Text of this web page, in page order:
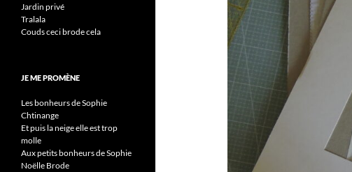
Jardin privé
Tralala
Couds ceci brode cela
JE ME PROMÈNE
Les bonheurs de Sophie
Chtinange
Et puis la neige elle est trop
molle
Aux petits bonheurs de Sophie
Noëlle Brode